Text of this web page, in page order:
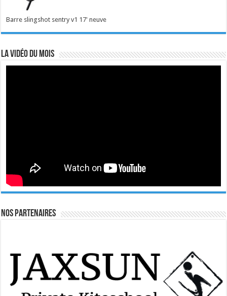
Barre slingshot sentry v1 17' neuve
La vidéo du mois
Nos Partenaires